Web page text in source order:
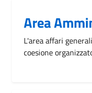
Area
L'area affari
coesione